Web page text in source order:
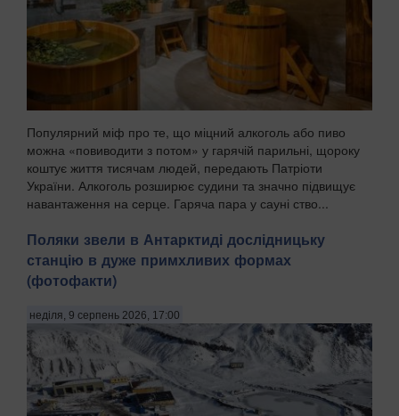
Популярний міф про те, що міцний алкоголь або пиво
можна «повиводити з потом» у гарячій парильні, щороку
коштує життя тисячам людей, передають Патріоти
України. Алкоголь розширює судини та значно підвищує
навантаження на серце. Гаряча пара у сауні ство...
Поляки звели в Антарктиді дослідницьку
станцію в дуже примхливих формах
(фотофакти)
неділя, 9 серпень 2026, 17:00